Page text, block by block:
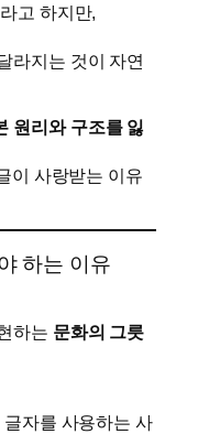
고 하지만,
라지는 것이 자연
원리와 구조를 잃
이 사랑받는 이유
하는 이유
하는 문화의 그릇
자를 사용하는 사